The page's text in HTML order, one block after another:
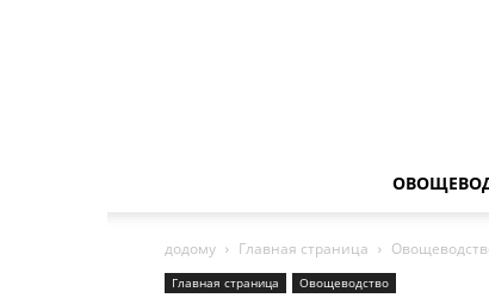
додому Главная страница
Главная страница Овощеводство